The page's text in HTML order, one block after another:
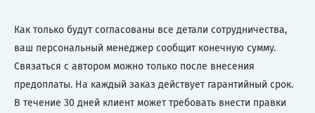
Как только будут согласованы все детали сотрудничества,
ваш персональный менеджер сообщит конечную сумму.
Связаться с автором можно только после внесения
предоплаты. На каждый заказ действует гарантийный срок.
В течение 30 дней клиент может требовать внести правки